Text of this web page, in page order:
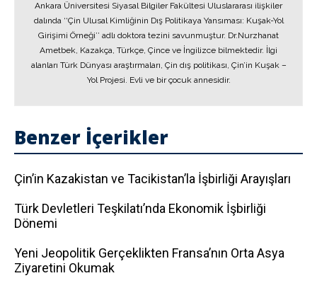
Ankara Üniversitesi Siyasal Bilgiler Fakültesi Uluslararası ilişkiler
dalında ‘‘Çin Ulusal Kimliğinin Dış Politikaya Yansıması: Kuşak-Yol
Girişimi Örneği’’ adlı doktora tezini savunmuştur. Dr.Nurzhanat
Ametbek, Kazakça, Türkçe, Çince ve İngilizce bilmektedir. İlgi
alanları Türk Dünyası araştırmaları, Çin dış politikası, Çin’in Kuşak –
Yol Projesi. Evli ve bir çocuk annesidir.
Benzer İçerikler
Çin’in Kazakistan ve Tacikistan’la İşbirliği Arayışları
Türk Devletleri Teşkilatı’nda Ekonomik İşbirliği
Dönemi
Yeni Jeopolitik Gerçeklikten Fransa’nın Orta Asya
Ziyaretini Okumak